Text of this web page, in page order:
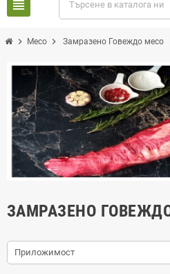
view_headline
chevron_right Месо chevron_right Замразено Говеждо месо
ЗАМРАЗЕНО
Приложимост